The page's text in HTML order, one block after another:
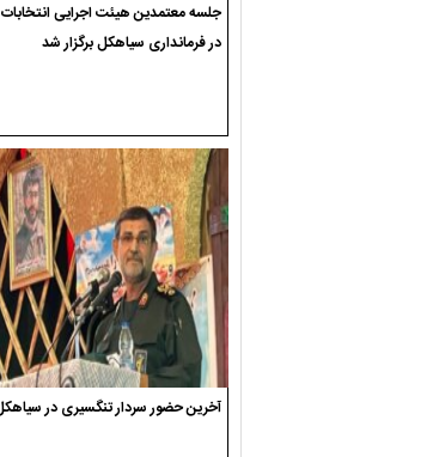
جلسه معتمدین هیئت اجرایی انتخابات
در فرمانداری سیاهکل برگزار شد
آخرین حضور سردار تنگسیری در